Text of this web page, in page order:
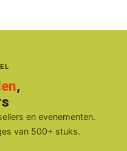
,
en evenementen.
van 500+ stuks.